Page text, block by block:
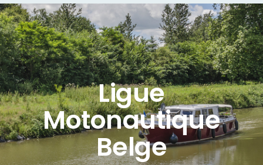
Ligue
Motonautique
Belge